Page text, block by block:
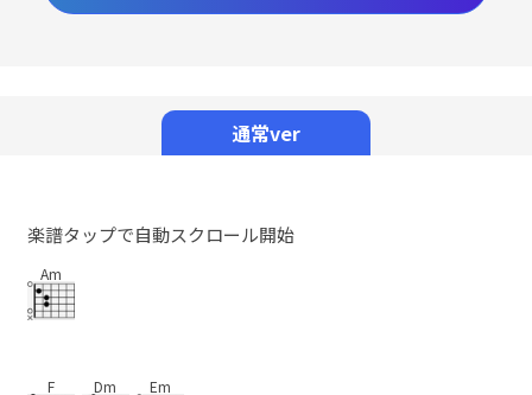
通常ver
楽譜タップで自動スクロール開始
Am
F Dm Em